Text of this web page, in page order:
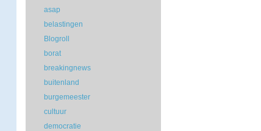
asap
belastingen
Blogroll
borat
breakingnews
buitenland
burgemeester
cultuur
democratie